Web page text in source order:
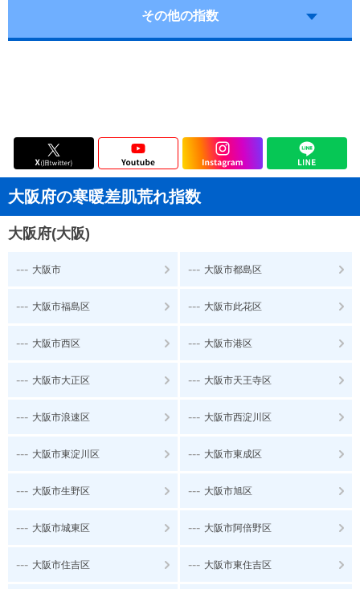
その他の指数
大阪府の寒暖差肌荒れ指数
大阪府(大阪)
--- 大阪市 --- 大阪市都島区
--- 大阪市福島区 --- 大阪市此花区
--- 大阪市西区 --- 大阪市港区
--- 大阪市大正区 --- 大阪市天王寺区
--- 大阪市浪速区 --- 大阪市西淀川区
--- 大阪市東淀川区 --- 大阪市東成区
--- 大阪市生野区 --- 大阪市旭区
--- 大阪市城東区 --- 大阪市阿倍野区
--- 大阪市住吉区 --- 大阪市東住吉区